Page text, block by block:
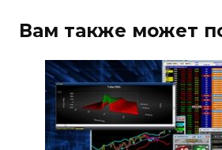
Вам также может